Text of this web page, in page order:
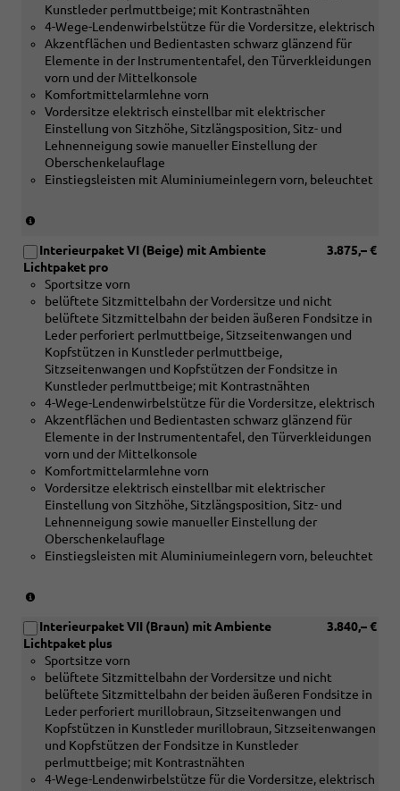
II
oder
[PWC]
Interieurpaket
III
oder
[PWE]
Interieurpaket
V
oder
[PWF]
[PWT]
Interieurpaket
VII
oder
[PWW]
Interieurpaket
VIII)
(nicht
in
Verbindung
mit
[PWD]
Inteieurpaket
IV)
Kunstleder perlmuttbeige; mit Kontrastnähten
4-Wege-Lendenwirbelstütze für die Vordersitze, elektrisch
Akzentflächen und Bedientasten schwarz glänzend für
Elemente in der Instrumententafel, den Türverkleidungen
vorn und der Mittelkonsole
Komfortmittelarmlehne vorn
Vordersitze elektrisch einstellbar mit elektrischer
Einstellung von Sitzhöhe, Sitzlängsposition, Sitz- und
Lehnenneigung sowie manueller Einstellung der
Oberschenkelauflage
Einstiegsleisten mit Aluminiumeinlegern vorn, beleuchtet
Verbindung
mit
[5MC]
Dekoreinlagen
Holz
Linde
Sediment
silbergrau
naturell
oder
[5MF]
Dekoreinlagen
Aluminium
matt
gebürstet
silber
oder
[5TK]
Dekoreinlagen
naturell
und
[4D3]
Sitzbelüftung
vorn)
3.875,– €
Interieurpaket VI (Beige) mit Ambiente
Lichtpaket pro
Sportsitze vorn
belüftete Sitzmittelbahn der Vordersitze und nicht
belüftete Sitzmittelbahn der beiden äußeren Fondsitze in
Leder perforiert perlmuttbeige, Sitzseitenwangen und
Kopfstützen in Kunstleder perlmuttbeige,
Sitzseitenwangen und Kopfstützen der Fondsitze in
Kunstleder perlmuttbeige; mit Kontrastnähten
4-Wege-Lendenwirbelstütze für die Vordersitze, elektrisch
Akzentflächen und Bedientasten schwarz glänzend für
Elemente in der Instrumententafel, den Türverkleidungen
vorn und der Mittelkonsole
Komfortmittelarmlehne vorn
Vordersitze elektrisch einstellbar mit elektrischer
Einstellung von Sitzhöhe, Sitzlängsposition, Sitz- und
Lehnenneigung sowie manueller Einstellung der
Oberschenkelauflage
Einstiegsleisten mit Aluminiumeinlegern vorn, beleuchtet
Verbindung
mit
[5MC]
Dekoreinlagen
Holz
Linde
Sediment
silbergrau
naturell
oder
3.840,– €
Interieurpaket VII (Braun) mit Ambiente
Lichtpaket plus
Sportsitze vorn
belüftete Sitzmittelbahn der Vordersitze und nicht
belüftete Sitzmittelbahn der beiden äußeren Fondsitze in
Leder perforiert murillobraun, Sitzseitenwangen und
Kopfstützen in Kunstleder murillobraun, Sitzseitenwangen
und Kopfstützen der Fondsitze in Kunstleder
perlmuttbeige; mit Kontrastnähten
4-Wege-Lendenwirbelstütze für die Vordersitze, elektrisch